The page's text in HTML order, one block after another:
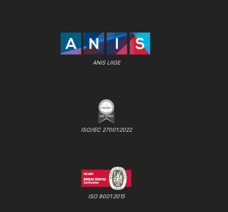
ANIS LIIGE
ISO/IEC 27001:2022
ISO 9001:2015